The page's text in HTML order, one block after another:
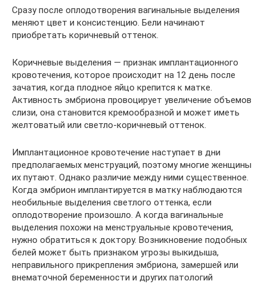
Сразу после оплодотворения вагинальные выделения
меняют цвет и консистенцию. Бели начинают
приобретать коричневый оттенок.
Коричневые выделения — признак имплантационного
кровотечения, которое происходит на 12 день после
зачатия, когда плодное яйцо крепится к матке.
Активность эмбриона провоцирует увеличение объемов
слизи, она становится кремообразной и может иметь
желтоватый или светло-коричневый оттенок.
Имплантационное кровотечение наступает в дни
предполагаемых менструаций, поэтому многие женщины
их путают. Однако различие между ними существенное.
Когда эмбрион имплантируется в матку наблюдаются
необильные выделения светлого оттенка, если
оплодотворение произошло. А когда вагинальные
выделения похожи на менструальные кровотечения,
нужно обратиться к доктору. Возникновение подобных
белей может быть признаком угрозы выкидыша,
неправильного прикрепления эмбриона, замершей или
внематочной беременности и других патологий